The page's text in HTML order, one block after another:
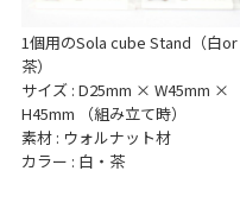
1個用のSola cube Stand（白or
茶）
サイズ : D25mm × W45mm ×
H45mm （組み立て時）
素材 : ウォルナット材
カラー : 白・茶